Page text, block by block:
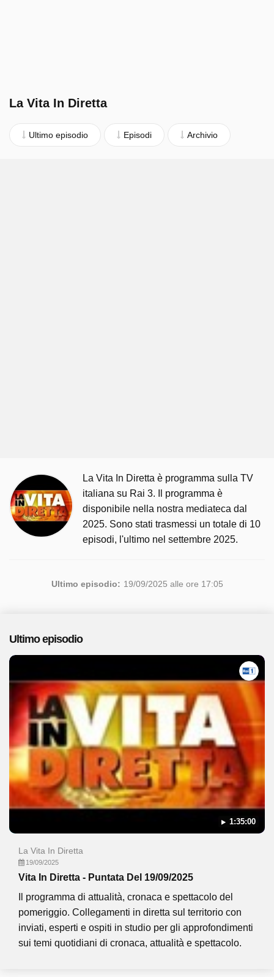
La Vita In Diretta
Ultimo episodio Episodi Archivio
La Vita In Diretta è programma sulla TV
italiana su Rai 3. Il programma è
disponibile nella nostra mediateca dal
2025. Sono stati trasmessi un totale di 10
episodi, l'ultimo nel settembre 2025.
Ultimo episodio: 19/09/2025 alle ore 17:05
Ultimo episodio
1:35:00
La Vita In Diretta
19/09/2025
Vita In Diretta - Puntata Del 19/09/2025
Il programma di attualità, cronaca e spettacolo del
pomeriggio. Collegamenti in diretta sul territorio con
inviati, esperti e ospiti in studio per gli approfondimenti
sui temi quotidiani di cronaca, attualità e spettacolo.